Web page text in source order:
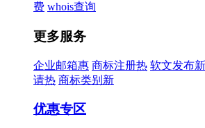
费 whois查询
更多服务
企业邮箱惠 商标注册热 软文发布新
请热 商标类别 新
优惠专区